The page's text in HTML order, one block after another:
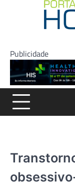
Publicidade